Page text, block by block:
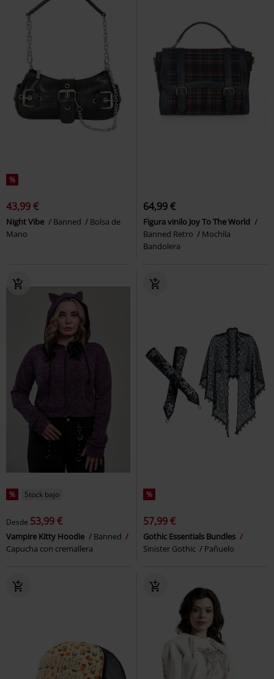
%
43,99 €
Night Vibe Banned
Bolsa de
Mano
64,99 €
Figura vinilo Joy To The World
Banned Retro
Mochila
Bandolera
% Stock bajo
Desde 53,99 €
Vampire Kitty Hoodie
Banned
Capucha con cremallera
%
57,99 €
Gothic Essentials Bundles
Sinister Gothic
Pañuelo